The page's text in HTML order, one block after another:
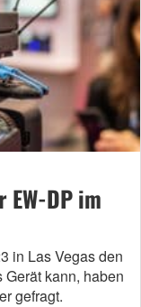
EW-DP im
in Las Vegas den
Gerät kann, haben
gefragt.